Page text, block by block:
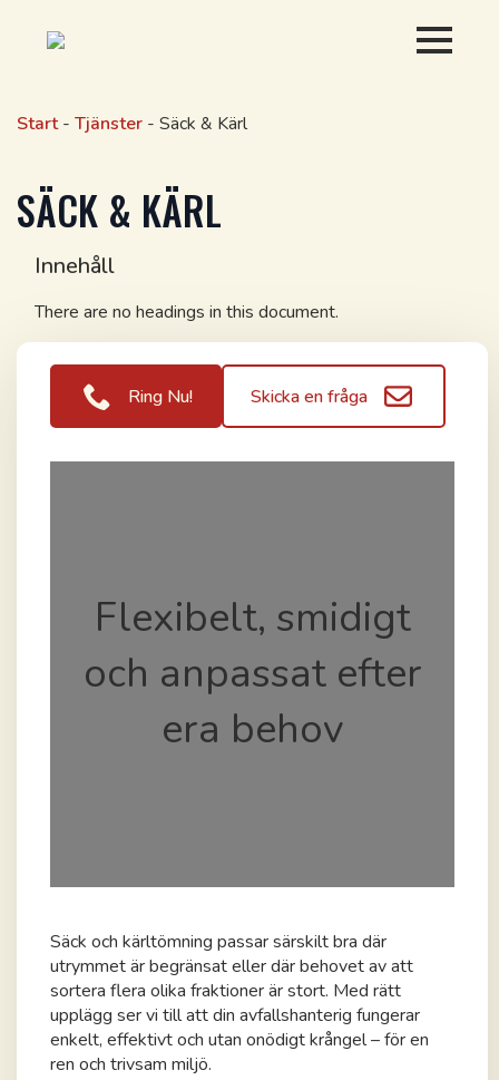
Start- Tjänster - Säck & Kärl
SÄCK & KÄRL
Innehåll
There are no headings in this document.
Ring Nu! Skicka en fråga
Flexibelt, smidigt
och anpassat efter
era behov
Säck och kärltömning passar särskilt bra där
utrymmet är begränsat eller där behovet av att
sortera flera olika fraktioner är stort. Med rätt
upplägg ser vi till att din avfallshanterig fungerar
enkelt, effektivt och utan onödigt krångel – för en
ren och trivsam miljö.